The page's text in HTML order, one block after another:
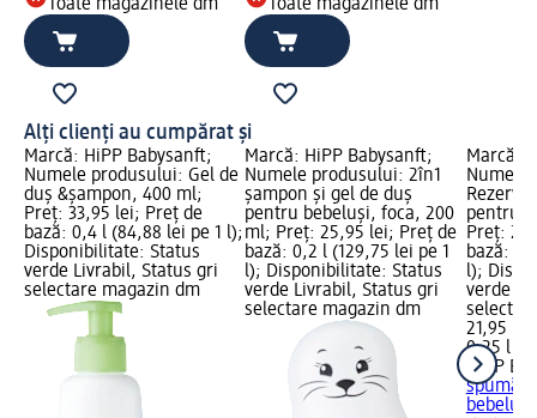
Toate magazinele dm Toate magazinele dm
Alți clienți au cumpărat și
Marcă: HiPP Babysanft;
Numele produsului: Gel de
duş &şampon, 400 ml;
Preț: 33,95 lei; Preț de
bază: 0,4 l (84,88 lei pe 1 l);
Disponibilitate: Status
verde Livrabil, Status gri
selectare magazin dm
Marcă: HiPP Babysanft;
Numele produsului: 2în1
șampon și gel de duș
pentru bebeluși, foca, 200
ml; Preț: 25,95 lei; Preț de
bază: 0,2 l (129,75 lei pe 1
l); Disponibilitate: Status
verde Livrabil, Status gri
selectare magazin dm
Marcă:
Numele
Rezervă
pentru
Preț:
bază:
l);
verde
21,95 lei
0,25 l
HiPP
spumă